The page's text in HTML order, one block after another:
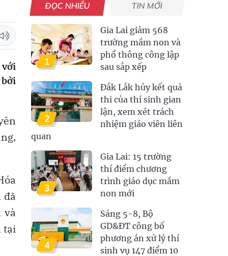
với
đã
và
tại
ĐỌC NHIỀU TIN MỚI
1
Gia Lai giảm 568
trường mầm non và
phổ thông công lập
sau sắp xếp
2
Đắk Lắk hủy kết quả
thi của thí sinh gian
lận, xem xét trách
nhiệm giáo viên liên
quan
3
Gia Lai: 15 trường
thí điểm chương
trình giáo dục mầm
non mới
4
Sáng 5-8, Bộ
GD&ĐT công bố
phương án xử lý thí
sinh vụ 147 điểm 10